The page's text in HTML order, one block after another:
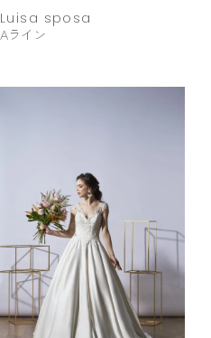
Luisa sposa
Aライン